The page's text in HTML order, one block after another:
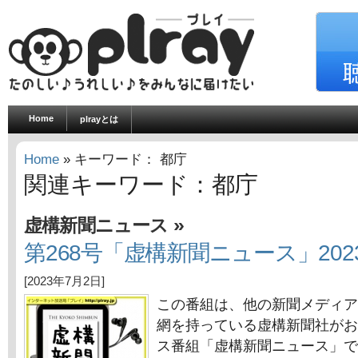
Home plrayとは
Home » キーワード： 都庁
関連キーワード：都庁
虚構新聞ニュース »
第268号「虚構新聞ニュース」
[2023年7月2日]
この番組は、他の新聞メディ
網を持っている虚構新聞社が
ス番組「虚構新聞ニュース」